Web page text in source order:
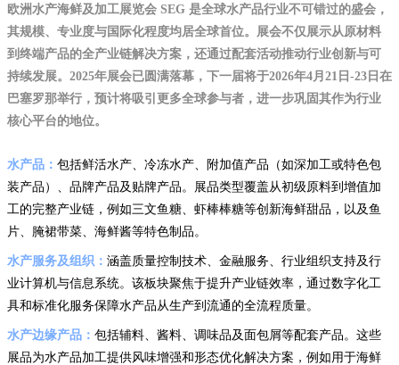
欧洲水产海鲜及加工展览会 SEG 是全球水产品行业不可错过的盛会，
其规模、专业度与国际化程度均居全球首位。展会不仅展示从原材料
到终端产品的全产业链解决方案，还通过配套活动推动行业创新与可
持续发展。2025年展会已圆满落幕，下一届将于2026年4月21日-23日在
巴塞罗那举行，预计将吸引更多全球参与者，进一步巩固其作为行业
核心平台的地位。
水产品： 包括鲜活水产、冷冻水产、附加值产品（如深加工或特色包
装产品）、品牌产品及贴牌产品。展品类型覆盖从初级原料到增值加
工的完整产业链，例如三文鱼糖、虾棒棒糖等创新海鲜甜品，以及鱼
片、腌裙带菜、海鲜酱等特色制品。
水产服务及组织： 涵盖质量控制技术、金融服务、行业组织支持及行
业计算机与信息系统。该板块聚焦于提升产业链效率，通过数字化工
具和标准化服务保障水产品从生产到流通的全流程质量。
水产边缘产品： 包括辅料、酱料、调味品及面包屑等配套产品。这些
展品为水产品加工提供风味增强和形态优化解决方案，例如用于海鲜